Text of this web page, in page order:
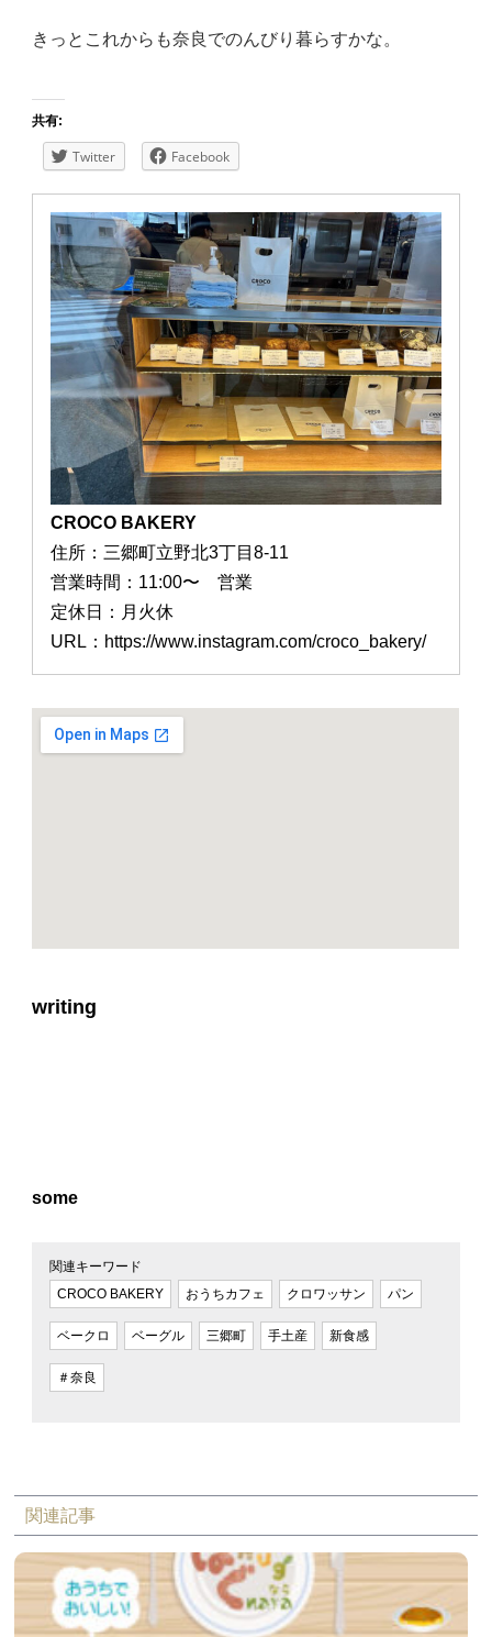
きっとこれからも奈良でのんびり暮らすかな。
共有:
Twitter Facebook
CROCO BAKERY
住所：三郷町立野北3丁目8-11
営業時間：11:00〜 営業
定休日：月火休
URL：https://www.instagram.com/croco_bakery/
writing
some
関連キーワード
CROCO BAKERY
おうちカフェ クロワッサン パン
ベークロ ベーグル 三郷町 手土産 新食感
＃奈良
関連記事